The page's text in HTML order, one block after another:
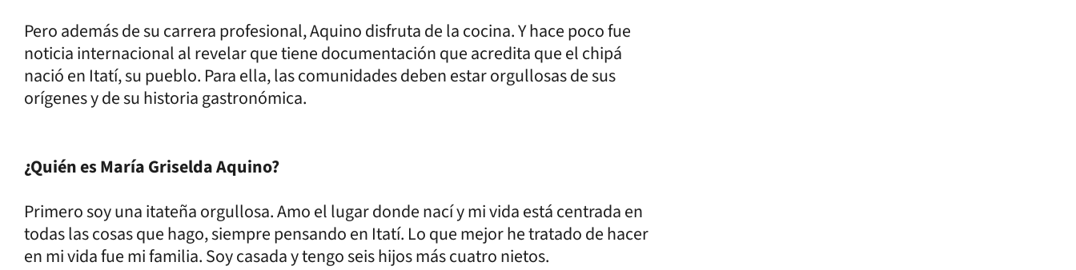
Pero además de su carrera profesional, Aquino disfruta de la cocina. Y hace poco fue
noticia internacional al revelar que tiene documentación que acredita que el chipá
nació en Itatí, su pueblo. Para ella, las comunidades deben estar orgullosas de sus
orígenes y de su historia gastronómica.
¿Quién es María Griselda Aquino?
Primero soy una itateña orgullosa. Amo el lugar donde nací y mi vida está centrada en
todas las cosas que hago, siempre pensando en Itatí. Lo que mejor he tratado de hacer
en mi vida fue mi familia. Soy casada y tengo seis hijos más cuatro nietos.